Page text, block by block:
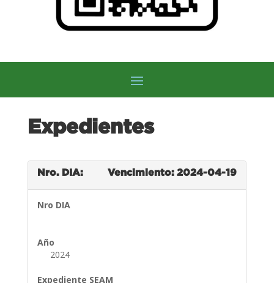
Expedientes
Nro. DIA: Vencimiento: 2024-04-19
Nro DIA
Año
2024
Expediente SEAM